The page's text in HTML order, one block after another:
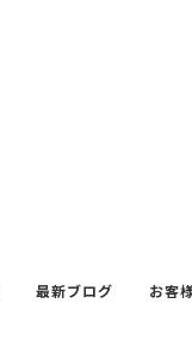
最新ブログ お客